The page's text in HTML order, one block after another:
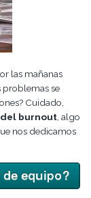
las mañanas
problemas se
Cuidado,
burnout , algo
nos dedicamos